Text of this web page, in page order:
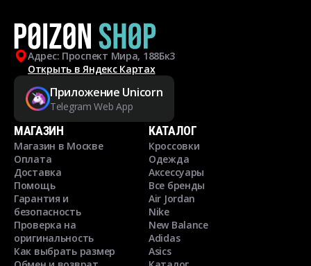
Адрес: Проспект Мира, 188Бк3
Открыть в Яндекс Картах
Приложение Unicorn
Telegram Web App
МАГАЗИН
Магазин в Москве
Оплата
Доставка
Помощь
Гарантия и
безопасность
Проверка на
оригинальность
Как выбрать размер
КАТАЛОГ
Кроссовки
Одежда
Аксессуары
Все бренды
Air Jordan
Nike
New Balance
Adidas
Asics